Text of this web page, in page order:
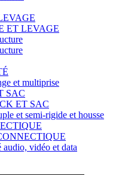
ET LEVAGE
et multiprise
SAC
ET SAC
et semi-rigide et housse
vidéo et data